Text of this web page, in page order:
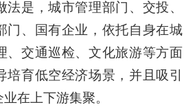
是，城市管理部门、交投、
门、国有企业，依托自身在城
、交通巡检、文化旅游等方面
培育低空经济场景，并且吸引
在上下游集聚。